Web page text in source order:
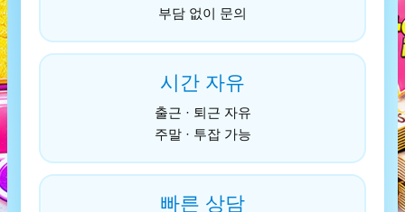
부담 없이 문의
시간 자유
출근 · 퇴근 자유
주말 · 투잡 가능
빠른 상담